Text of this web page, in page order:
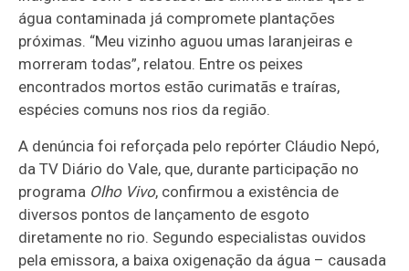
água contaminada já compromete plantações
próximas. “Meu vizinho aguou umas laranjeiras e
morreram todas”, relatou. Entre os peixes
encontrados mortos estão curimatãs e traíras,
espécies comuns nos rios da região.
A denúncia foi reforçada pelo repórter Cláudio Nepó,
da TV Diário do Vale, que, durante participação no
programa Olho Vivo, confirmou a existência de
diversos pontos de lançamento de esgoto
diretamente no rio. Segundo especialistas ouvidos
pela emissora, a baixa oxigenação da água – causada